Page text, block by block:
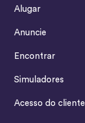
Alugar
Anuncie
Encontrar
Simuladores
Acesso do cliente